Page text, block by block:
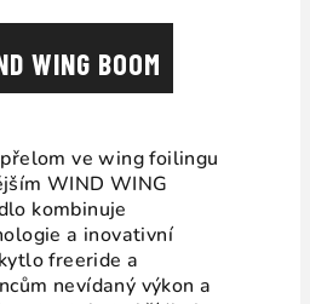
WING BOOM
ve wing foilingu
WIND WING
kombinuje
a inovativní
freeride a
nevídaný výkon a